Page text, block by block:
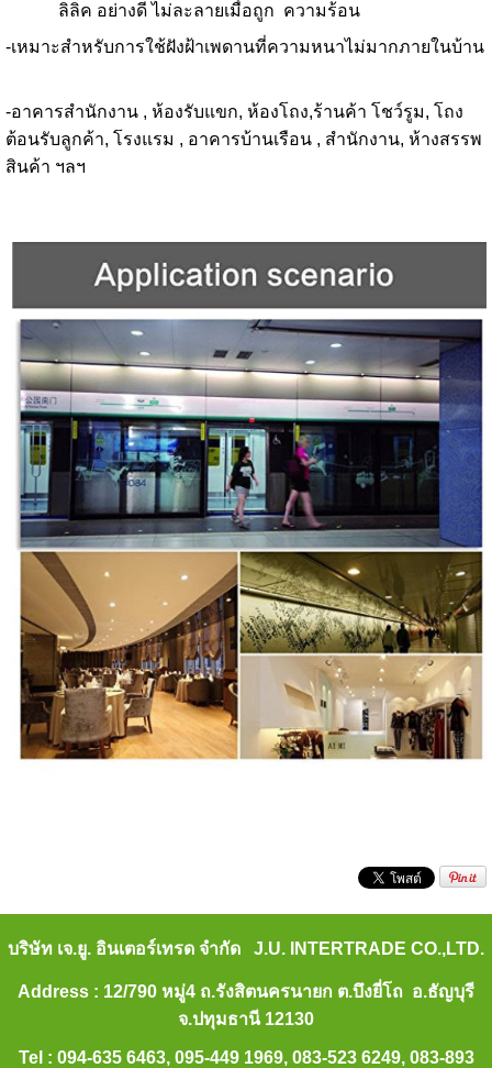
ลิลิค อย่างดี ไม่ละลายเมื่อถูก ความร้อน
-เหมาะสำหรับการใช้ฝังฝ้าเพดานที่ความหนาไม่มากภายในบ้าน
-อาคารสำนักงาน , ห้องรับแขก, ห้องโถง,ร้านค้า โชว์รูม, โถง
ต้อนรับลูกค้า, โรงแรม , อาคารบ้านเรือน , สำนักงาน, ห้างสรรพ
สินค้า ฯลฯ
บริษัท เจ.ยู. อินเตอร์เทรด จำกัด J.U. INTERTRADE CO.,LTD.
Address : 12/790 หมู่4 ถ.รังสิตนครนายก ต.บึงยี่โถ อ.ธัญบุรี
จ.ปทุมธานี 12130
Tel : 094-635 6463, 095-449 1969, 083-523 6249, 083-893